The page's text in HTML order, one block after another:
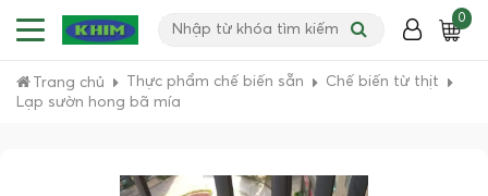
0
Trang chủ Thực phẩm chế biến sẵn
Chế biến từ thịt
Lạp sườn hong bã mía